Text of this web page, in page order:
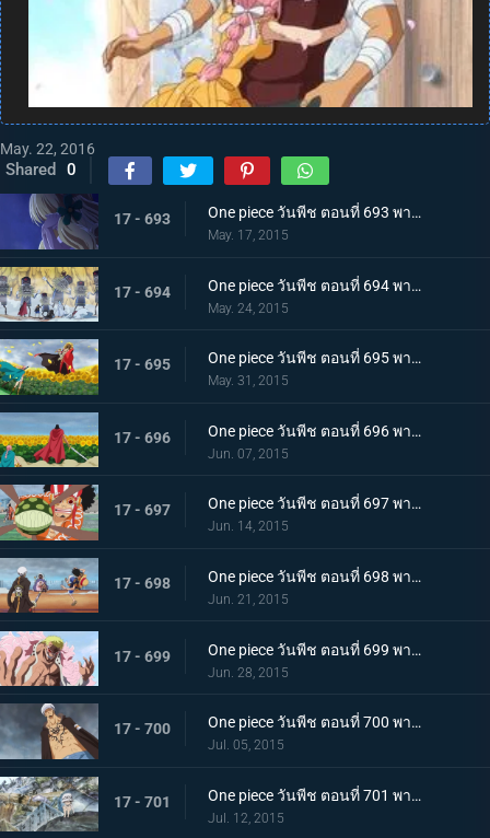
May. 22, 2016
Shared 0
17 - 693 One piece วันพีช ตอนที่ 693 พากย์ไทย เจ้าหญิงของคนแคระ ตัวประกันมันเชอรี่
May. 17, 2015
17 - 694 One piece วันพีช ตอนที่ 694 พากย์ไทย ไม่ยอมตาย! กองทัพตุ๊กตาที่น่าสะพรึงกลัว!!!
May. 24, 2015
17 - 695 One piece วันพีช ตอนที่ 695 พากย์ไทย เดิมพันด้วยชีวิต! ลูฟี่คือไพ่ตายแห่งชัยชนะ!!
May. 31, 2015
17 - 696 One piece วันพีช ตอนที่ 696 พากย์ไทย น้ำตาแห่งการพบกัน! รีเบคก้ากับเคียรอส!
Jun. 07, 2015
17 - 697 One piece วันพีช ตอนที่ 697 พากย์ไทย กระสุนพิฆาต! บุรุษผู้ปกป้องเดรสโรซ่า!
Jun. 14, 2015
17 - 698 One piece วันพีช ตอนที่ 698 พากย์ไทย ระเบิดความโกรธ! แผนลับสุดยอดของลูฟี่และลอว์!
Jun. 21, 2015
17 - 699 One piece วันพีช ตอนที่ 699 พากย์ไทย ครอบครัวชนชั้นสูง! ตัวตนแท้จริงของโดฟลามิงโก้!
Jun. 28, 2015
17 - 700 One piece วันพีช ตอนที่ 700 พากย์ไทย พลังที่สุดยอด!! ความลับของผล โอเปะ โอเปะ!
Jul. 05, 2015
17 - 701 One piece วันพีช ตอนที่ 701 พากย์ไทย ความทรงจำที่แสนเศร้า! ลอว์ เด็กชายจากเมืองสีขาว!
Jul. 12, 2015